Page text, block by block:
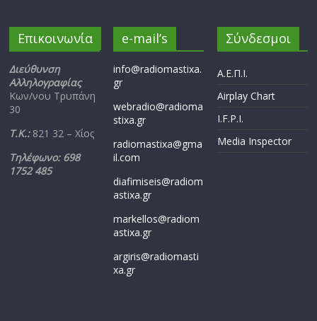
Επικοινωνία
Διεύθυνση
Αλληλογραφίας
Κων/νου Τρυπάνη
30
Τ.Κ.: 821 32 – Χίος
Τηλέφωνο: 698
1752 485
e-mail’s
info@radiomastixa.
gr
webradio@radioma
stixa.gr
radiomastixa@gma
il.com
diafimiseis@radiom
astixa.gr
markellos@radiom
astixa.gr
argiris@radiomasti
xa.gr
Σύνδεσμοι
Α.Ε.Π.Ι.
Airplay Chart
I.F.P.I.
Media Inspector